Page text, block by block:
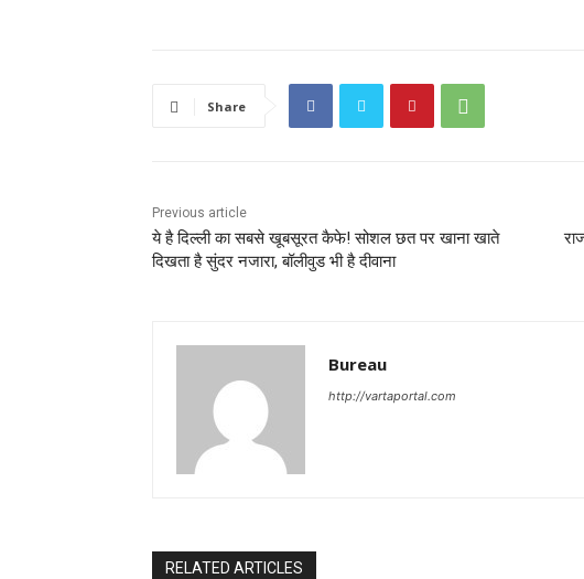
Share
Previous article
ये है दिल्‍ली का सबसे खूबसूरत कैफे! सोशल छत पर खाना खाते
दिखता है सुंदर नजारा, बॉलीवुड भी है दीवाना
Bureau
http://vartaportal.com
RELATED ARTICLES